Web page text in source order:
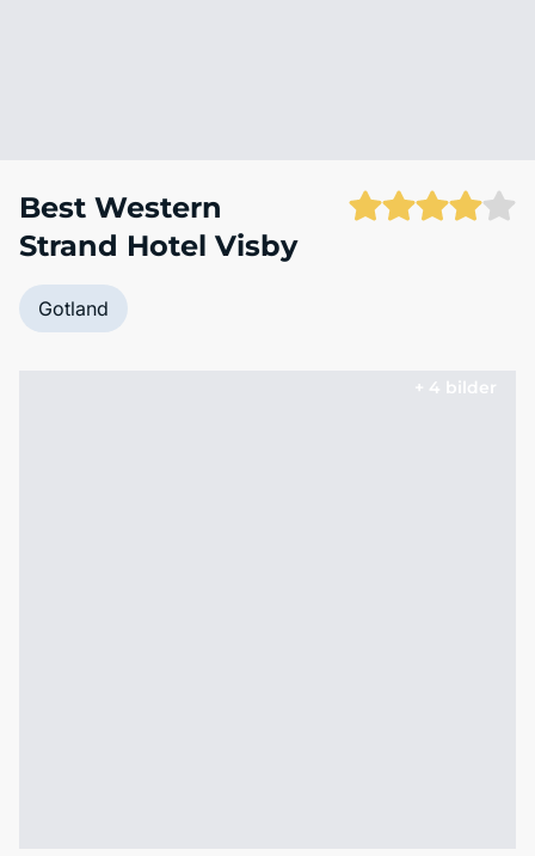
Best Western
Strand Hotel Visby
Gotland
+ 4 bilder